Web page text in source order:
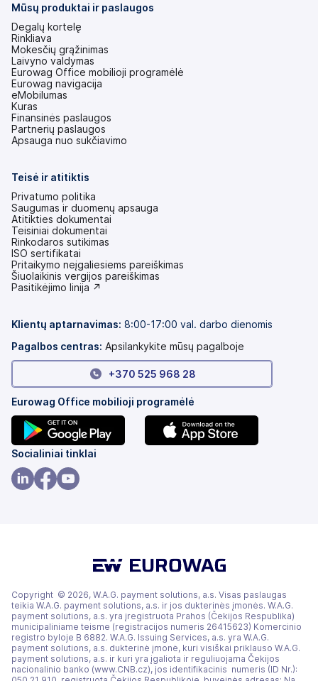
Mūsų produktai ir paslaugos
Degalų kortelę
Rinkliava
Mokesčių grąžinimas
Laivyno valdymas
Eurowag Office mobilioji programėlė
Eurowag navigacija
eMobilumas
Kuras
Finansinės paslaugos
Partnerių paslaugos
Apsauga nuo sukčiavimo
Teisė ir atitiktis
Privatumo politika
Saugumas ir duomenų apsauga
Atitikties dokumentai
Teisiniai dokumentai
Rinkodaros sutikimas
ISO sertifikatai
Pritaikymo neįgaliesiems pareiškimas
(atsidaro
naujame
Šiuolaikinis vergijos pareiškimas
(atsidaro
Pasitikėjimo linija ↗
Klientų aptarnavimas: 8:00-17:00 val. darbo dienomis
Pagalbos centras: Apsilankykite mūsų pagalboje
+370 525 968 28
Eurowag Office mobilioji programėlė
(atsidaro
naujame
skirtuke)
Socialiniai tinklai
Copyright © 2026, W.A.G. payment solutions, a.s. Visas paslaugas
teikia W.A.G. payment solutions, a.s. ir jos dukterinės įmonės. W.A.G.
payment solutions, a.s. yra įregistruota Prahos (Čekijos Respublika)
municipaliniame teisme (registracijos numeris 26415623) Komercinio
registro byloje B 6882. W.A.G. Issuing Services, a.s. yra W.A.G.
payment solutions, a.s. dukterinė įmonė, kuri visiškai priklauso W.A.G.
payment solutions, a.s. ir kuri yra įgaliota ir reguliuojama Čekijos
nacionalinio banko (www.CNB.cz), jos identifikacinis numeris (ID Nr.):